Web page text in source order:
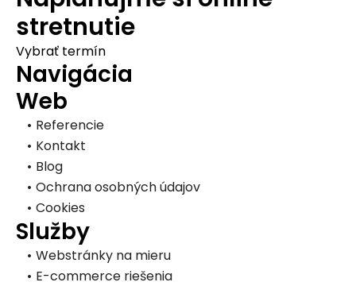
stretnutie
Vybrať termín
Navigácia
Web
Referencie
Kontakt
Blog
Ochrana osobných údajov
Cookies
Služby
Webstránky na mieru
E-commerce riešenia